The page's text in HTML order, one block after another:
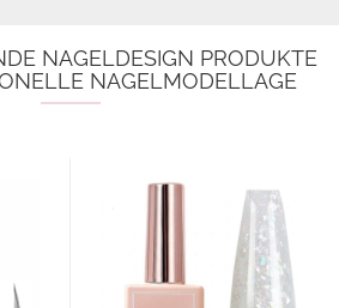
NAGELDESIGN PRODUKTE
NAGELMODELLAGE